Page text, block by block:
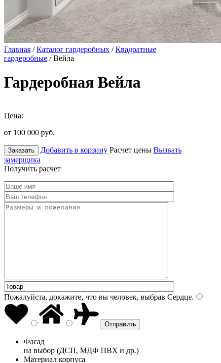
Главная /Каталог гардеробных /Квадратные
гардеробные / Вейла
Гардеробная Вейла
Цена:
от 100 000 руб.
Заказать Добавить в корзину Расчет цены Вызвать
замерщика
Получить расчет
Пожалуйста, докажите, что вы человек, выбрав Сердце.
Фасад
на выбор (ДСП, МДФ ПВХ и др.)
Материал корпуса